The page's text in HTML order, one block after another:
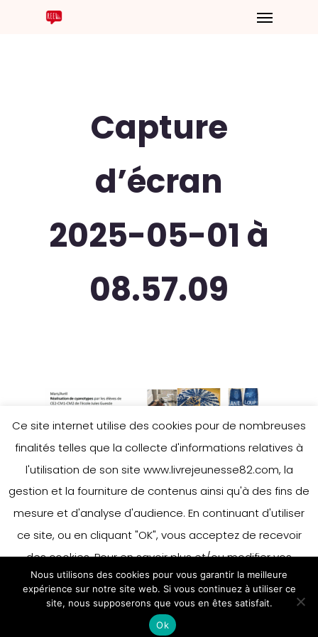
Capture
d’écran
2025-05-01 à
08.57.09
Ce site internet utilise des cookies pour de nombreuses
finalités telles que la collecte d'informations relatives à
l'utilisation de son site www.livrejeunesse82.com, la
gestion et la fourniture de contenus ainsi qu'à des fins de
mesure et d'analyse d'audience. En continuant d'utiliser
ce site, ou en cliquant "OK", vous acceptez de recevoir
des cookies. Pour en savoir plus et/ou modifier vos
préférences en matière de cookies, merci de vous référer
à notre politique sur les cookies.
Accepter
En savoir plus
Nous utilisons des cookies pour vous garantir la meilleure
expérience sur notre site web. Si vous continuez à utiliser ce
site, nous supposerons que vous en êtes satisfait.
Ok